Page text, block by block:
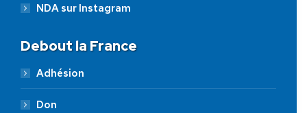
NDA sur Instagram
Debout la France
Adhésion
Don